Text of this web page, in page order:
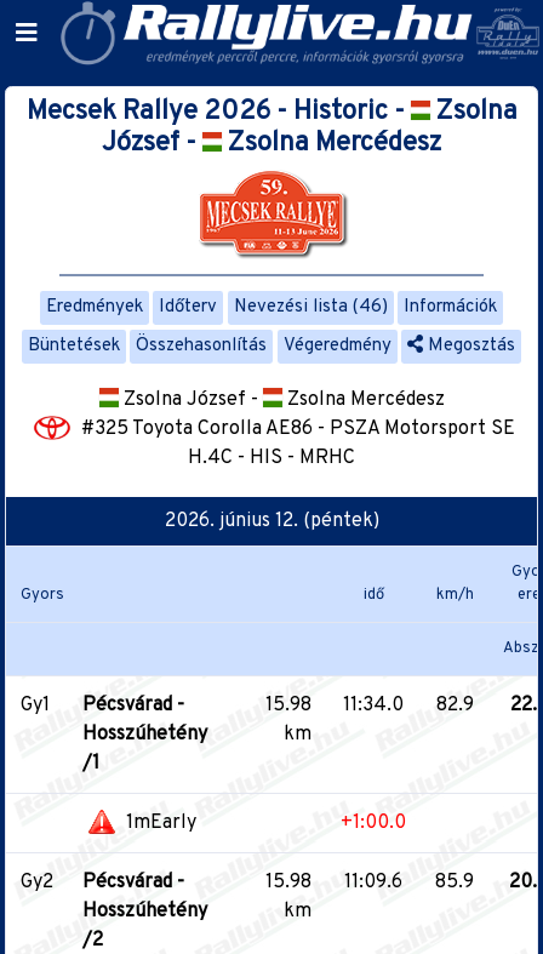
Mecsek Rallye 2026 - Historic -
Zsolna
József -
Zsolna Mercédesz
Eredmények Időterv Nevezési lista (46)
Információk
Büntetések
Összehasonlítás Végeredmény Megosztás
Zsolna József -
Zsolna Mercédesz
#325 Toyota Corolla AE86 - PSZA Motorsport SE
H.4C - HIS - MRHC
2026. június 12. (péntek)
Gyors idő km/h
Absz.
Gy1
Pécsvárad -
Hosszúhetény
/1
15.98
km
11:34.0 82.9 22.
1mEarly +1:00.0
Gy2
Pécsvárad -
Hosszúhetény
/2
15.98
km
11:09.6 85.9 20.